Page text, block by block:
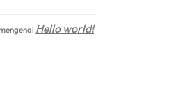
Hello world!